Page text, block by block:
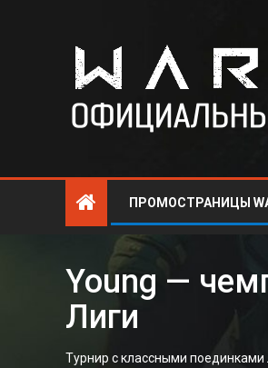
ПРОМОСТРАНИЦЫ
Young —
Лиги
Турнир с классными